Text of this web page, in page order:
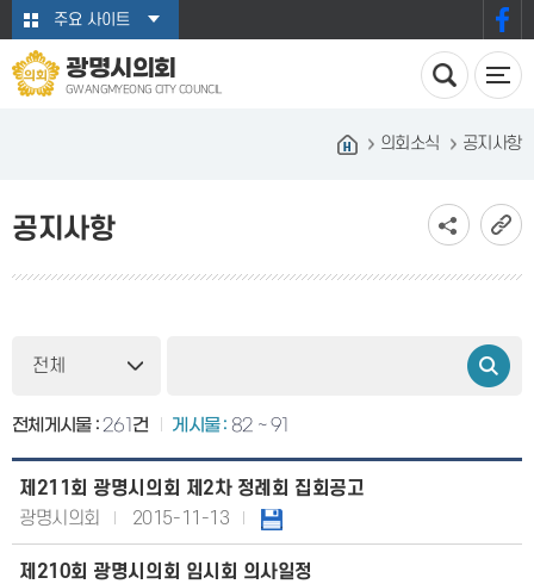
본문바로가기주요 사이트
광명시의회
GWANGMYEONG CITY COUNCIL
의회소식 공지사항
공지사항
전체게시물 : 261 건 게시물 : 82 ~ 91
제211회 광명시의회 제2차 정례회 집회공고
광명시의회
2015-11-13
제210회 광명시의회 임시회 의사일정